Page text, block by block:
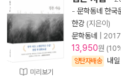
미리보기
- 문학동네 한국
한강 (지은이)
문학동네
13,950원
양탄자배송 내일